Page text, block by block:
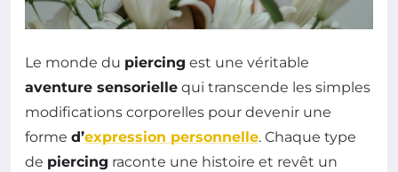
Le monde du piercing est une véritable
aventure sensorielle qui transcende les simples
modifications corporelles pour devenir une
forme d’expression personnelle. Chaque type
de piercing raconte une histoire et revêt un